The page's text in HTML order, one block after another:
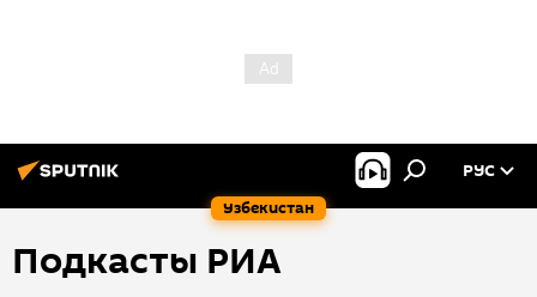
Узбекистан
РУС
Подкасты РИА